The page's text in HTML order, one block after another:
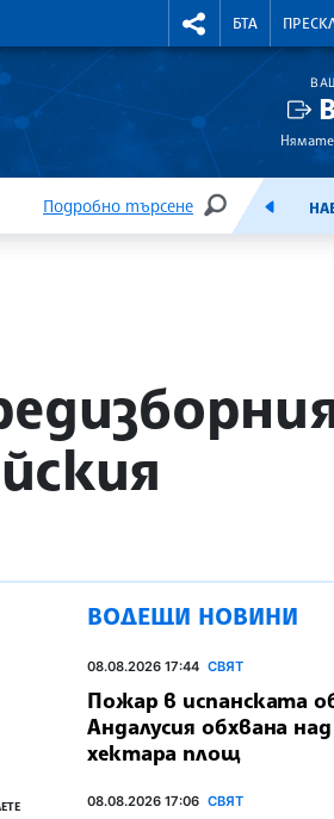
КУРСОВЕ RIGHTMENU.SOCIAL
БТА
Подробно търсене
ТЪРСЕНЕ
ВОДЕЩИ НОВИНИ
08.08.2026 17:44 СВЯТ
Пожар в испанската
Андалусия обхвана
хектара площ
08.08.2026 17:06 СВЯТ